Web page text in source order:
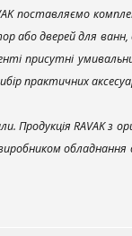
поставляємо
або дверей для ванн,
присутні
практичних
Продукція RAVAK з